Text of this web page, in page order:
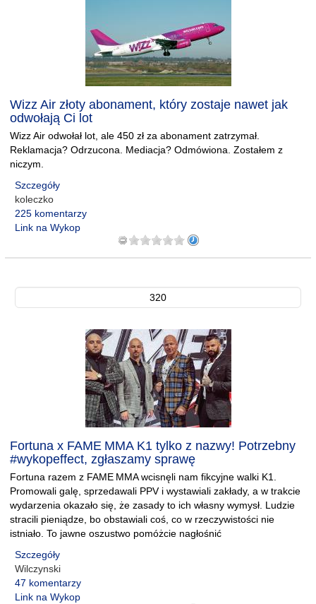
Wizz Air złoty abonament, który zostaje nawet jak
odwołają Ci lot
Wizz Air odwołał lot, ale 450 zł za abonament zatrzymał.
Reklamacja? Odrzucona. Mediacja? Odmówiona. Zostałem z
niczym.
Szczegóły
koleczko
225 komentarzy
Link na Wykop
320
Fortuna x FAME MMA K1 tylko z nazwy! Potrzebny
#wykopeffect, zgłaszamy sprawę
Fortuna razem z FAME MMA wcisnęli nam fikcyjne walki K1.
Promowali galę, sprzedawali PPV i wystawiali zakłady, a w trakcie
wydarzenia okazało się, że zasady to ich własny wymysł. Ludzie
stracili pieniądze, bo obstawiali coś, co w rzeczywistości nie
istniało. To jawne oszustwo pomóżcie nagłośnić
Szczegóły
Wilczynski
47 komentarzy
Link na Wykop